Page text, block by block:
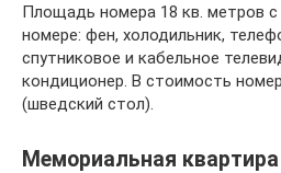
Площадь номера 18 кв. метров
номере: фен, холодильник,
спутниковое и кабельное
кондиционер. В стоимость
(шведский стол).
Мемориальная